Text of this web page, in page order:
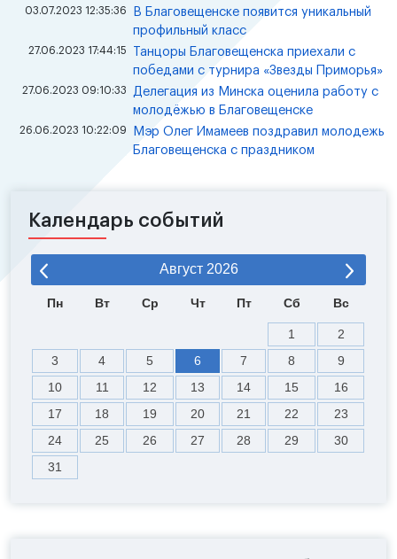
03.07.2023 12:35:36
В Благовещенске появится уникальный
профильный класс
27.06.2023 17:44:15
Танцоры Благовещенска приехали с
победами с турнира «Звезды Приморья»
27.06.2023 09:10:33
Делегация из Минска оценила работу с
молодёжью в Благовещенске
26.06.2023 10:22:09
Мэр Олег Имамеев поздравил молодежь
Благовещенска с праздником
Календарь событий
Август 2026
Пн Вт Ср Чт Пт Сб Вс
1
2
3
4 5 6 7 8
9
10
11 12 13 14 15
16
17
18 19 20 21 22
23
24
25 26 27 28 29
30
31